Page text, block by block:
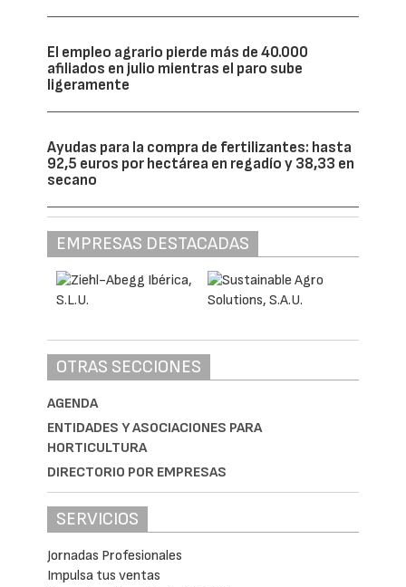
El empleo agrario pierde más de 40.000
afiliados en julio mientras el paro sube
ligeramente
Ayudas para la compra de fertilizantes: hasta
92,5 euros por hectárea en regadío y 38,33 en
secano
EMPRESAS DESTACADAS
OTRAS SECCIONES
AGENDA
ENTIDADES Y ASOCIACIONES PARA
HORTICULTURA
DIRECTORIO POR EMPRESAS
SERVICIOS
Jornadas Profesionales
Impulsa tus ventas